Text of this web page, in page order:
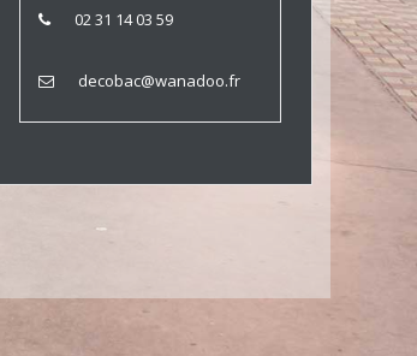
02 31 14 03 59
decobac@wanadoo.fr